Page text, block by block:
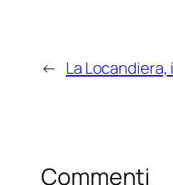
← La
Commenti